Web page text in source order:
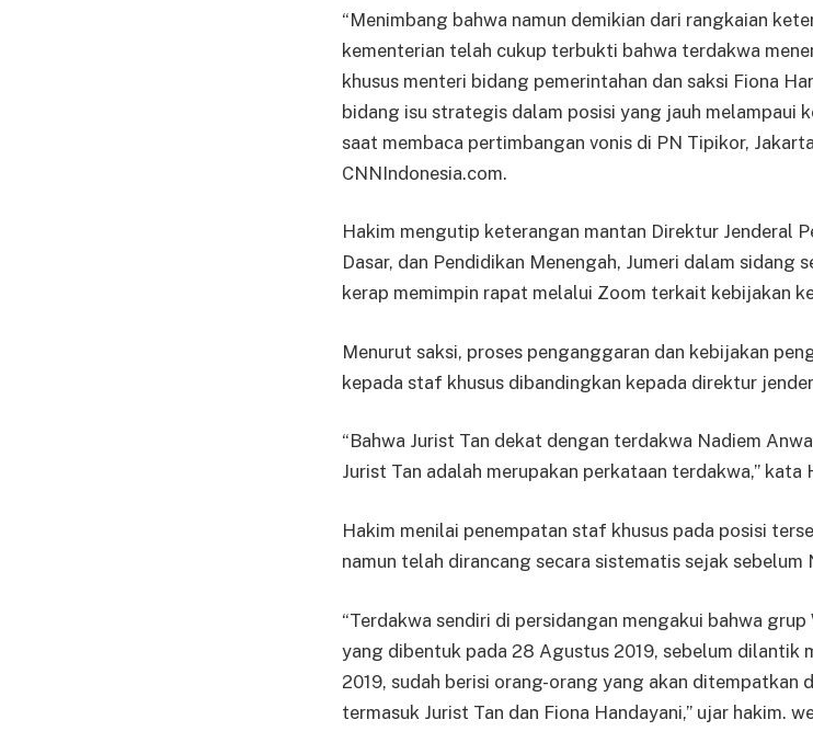
“Menimbang bahwa namun demikian dari rangkaian
kementerian telah cukup terbukti bahwa terdakwa
khusus menteri bidang pemerintahan dan saksi Fiona
bidang isu strategis dalam posisi yang jauh melampaui
saat membaca pertimbangan vonis di PN Tipikor,
CNNIndonesia.com.
Hakim mengutip keterangan mantan Direktur Jenderal
Dasar, dan Pendidikan Menengah, Jumeri dalam sidang
kerap memimpin rapat melalui Zoom terkait kebijakan
Menurut saksi, proses penganggaran dan kebijakan
kepada staf khusus dibandingkan kepada direktur
“Bahwa Jurist Tan dekat dengan terdakwa Nadiem
Jurist Tan adalah merupakan perkataan terdakwa,” kata
Hakim menilai penempatan staf khusus pada posisi
namun telah dirancang secara sistematis sejak
“Terdakwa sendiri di persidangan mengakui bahwa grup
yang dibentuk pada 28 Agustus 2019, sebelum dilantik
2019, sudah berisi orang-orang yang akan ditempatkan
termasuk Jurist Tan dan Fiona Handayani,” ujar hakim.